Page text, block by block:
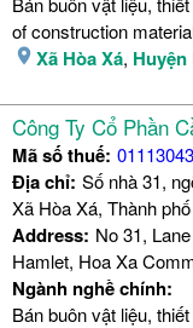
of construction
Xã Hòa Xá, Huyện
Công Ty Cổ Phần
Mã số thuế:
Địa chỉ: Số nhà 31,
Xã Hòa Xá, Thành
Address: No 31,
Hamlet, Hoa Xa
Ngành nghề chính:
Bán buôn vật liệu,